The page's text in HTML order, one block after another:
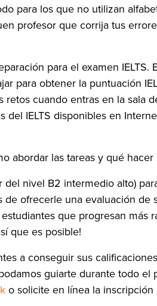
para los que no utilizan
profesor que corrija tus
para el examen
para obtener la puntuación
cuando entras en la sala
IELTS disponibles en
abordar las tareas y qué
nivel B2 intermedio alto)
ofrecerle una evaluación
que progresan más
que es posible!
a conseguir sus
guiarte durante todo
o solicite en línea la